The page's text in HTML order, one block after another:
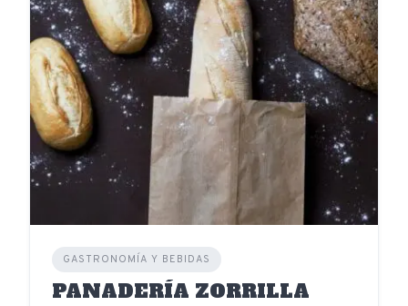
GASTRONOMÍA Y BEBIDAS
PANADERÍA ZORRILLA